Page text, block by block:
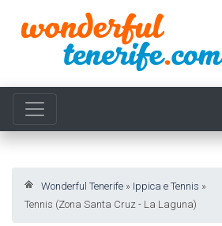
Wonderful Tenerife » Ippica e Tennis »
Tennis (Zona Santa Cruz - La Laguna)